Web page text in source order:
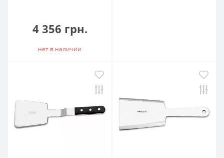
4 356 грн.
нет в наличии